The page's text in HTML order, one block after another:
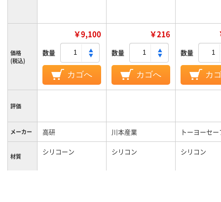
価格
(税込)
￥9,100
数量
カゴへ
￥216
数量
カゴへ
数量
カ
評価
メーカー 高研 川本産業 トーヨーセ
材質 シリコーン シリコン シリコン